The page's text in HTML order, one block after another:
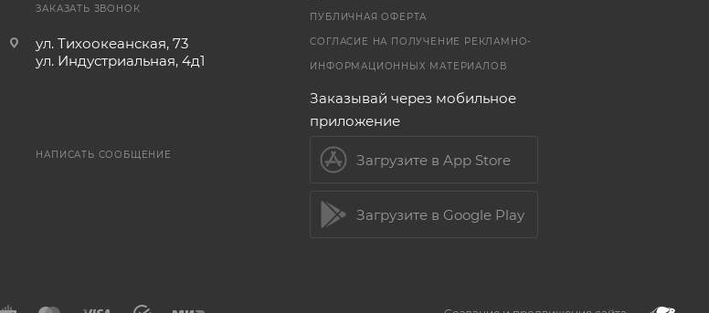
ЗАКАЗАТЬ ЗВОНОК
ул. Тихоокеанская, 73
ул. Индустриальная, 4д1
НАПИСАТЬ СООБЩЕНИЕ
ПУБЛИЧНАЯ ОФЕРТА
СОГЛАСИЕ НА ПОЛУЧЕНИЕ РЕКЛАМНО-
ИНФОРМАЦИОННЫХ МАТЕРИАЛОВ
Заказывай через мобильное
приложение
Загрузите в App Store
Загрузите в Google Play